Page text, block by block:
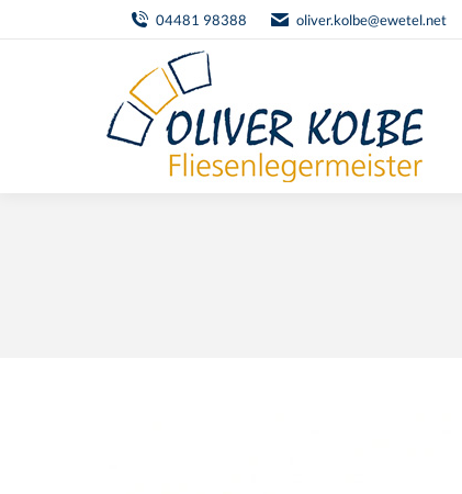
04481 98388 oliver.kolbe@ewetel.net